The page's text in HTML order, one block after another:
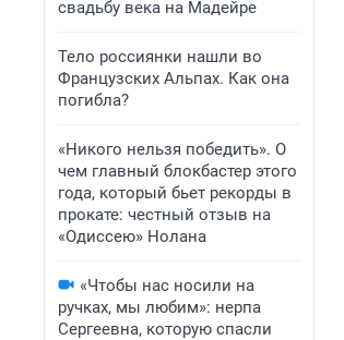
свадьбу века на Мадейре
Тело россиянки нашли во
Французских Альпах. Как она
погибла?
«Никого нельзя победить». О
чем главный блокбастер этого
года, который бьет рекорды в
прокате: честный отзыв на
«Одиссею» Нолана
«Чтобы нас носили на
ручках, мы любим»: нерпа
Сергеевна, которую спасли